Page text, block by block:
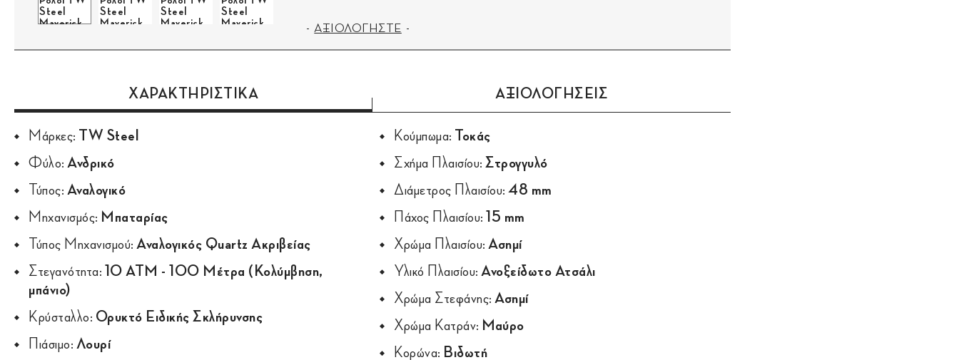
ΑΞΙΟΛΟΓΗΣΤΕ
ΧΑΡΑΚΤΗΡΙΣΤΙΚΑ ΑΞΙΟΛΟΓΗΣΕΙΣ
Μάρκες:
TW Steel
Φύλο: Ανδρικό
Τύπος: Αναλογικό
Μηχανισμός: Μπαταρίας
Τύπος Μηχανισμού: Αναλογικός Quartz Ακριβείας
Στεγανότητα: 10 ATM - 100 Μέτρα (Κολύμβηση,
μπάνιο)
Κρύσταλλο: Ορυκτό Ειδικής Σκλήρυνσης
Πιάσιμο: Λουρί
Κούμπωμα:
Τοκάς
Σχήμα Πλαισίου: Στρογγυλό
Διάμετρος Πλαισίου: 48 mm
Πάχος Πλαισίου:
15 mm
Χρώμα Πλαισίου: Ασημί
Υλικό Πλαισίου: Ανοξείδωτο Ατσάλι
Χρώμα Στεφάνης: Ασημί
Χρώμα Κατράν: Μαύρο
Κορώνα: Βιδωτή